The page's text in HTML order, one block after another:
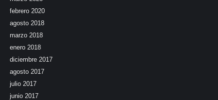
febrero 2020
agosto 2018
marzo 2018
enero 2018
diciembre 2017
agosto 2017
julio 2017
junio 2017